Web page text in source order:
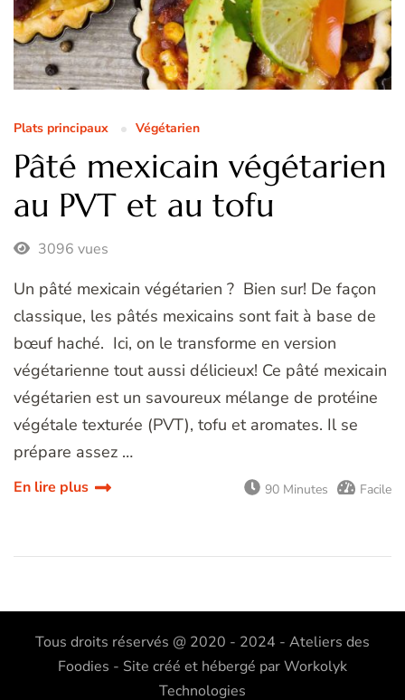
Plats principaux Végétarien
Pâté mexicain végétarien
au PVT et au tofu
3096 vues
Un pâté mexicain végétarien ? Bien sur! De façon
classique, les pâtés mexicains sont fait à base de
bœuf haché. Ici, on le transforme en version
végétarienne tout aussi délicieux! Ce pâté mexicain
végétarien est un savoureux mélange de protéine
végétale texturée (PVT), tofu et aromates. Il se
prépare assez …
En lire plus 90 Minutes Facile
Tous droits réservés @ 2020 - 2024 - Ateliers des
Foodies - Site créé et hébergé parWorkolyk
Technologies